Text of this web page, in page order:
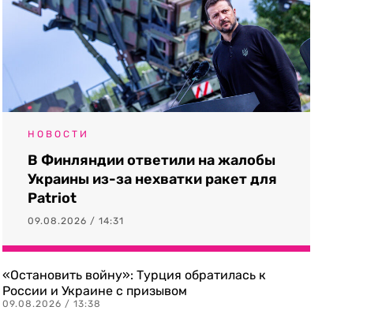
НОВОСТИ
В Финляндии ответили на жалобы
Украины из-за нехватки ракет для
Patriot
09.08.2026 / 14:31
«Остановить войну»: Турция обратилась к
России и Украине с призывом
09.08.2026 / 13:38